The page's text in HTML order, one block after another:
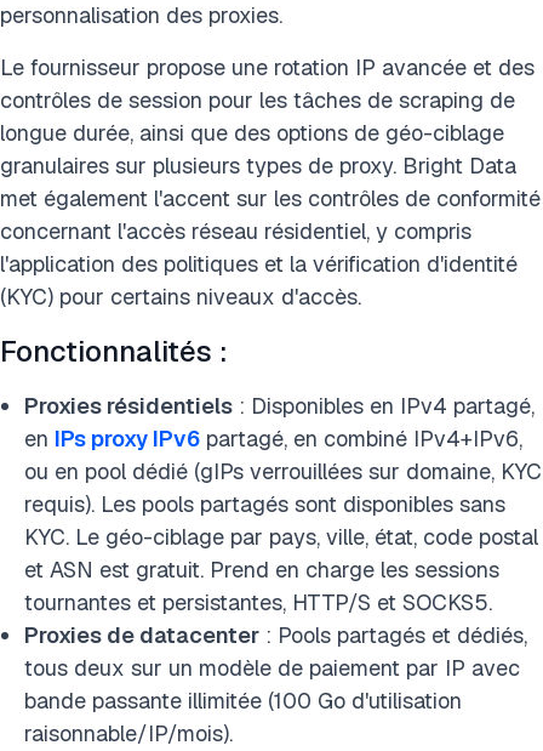
personnalisation des proxies.
Le fournisseur propose une rotation IP avancée et des
contrôles de session pour les tâches de scraping de
longue durée, ainsi que des options de géo-ciblage
granulaires sur plusieurs types de proxy. Bright Data
met également l'accent sur les contrôles de conformité
concernant l'accès réseau résidentiel, y compris
l'application des politiques et la vérification d'identité
(KYC) pour certains niveaux d'accès.
Fonctionnalités :
Proxies résidentiels : Disponibles en IPv4 partagé,
en IPs proxy IPv6 partagé, en combiné IPv4+IPv6,
ou en pool dédié (gIPs verrouillées sur domaine, KYC
requis). Les pools partagés sont disponibles sans
KYC. Le géo-ciblage par pays, ville, état, code postal
et ASN est gratuit. Prend en charge les sessions
tournantes et persistantes, HTTP/S et SOCKS5.
Proxies de datacenter : Pools partagés et dédiés,
tous deux sur un modèle de paiement par IP avec
bande passante illimitée (100 Go d'utilisation
raisonnable/IP/mois).